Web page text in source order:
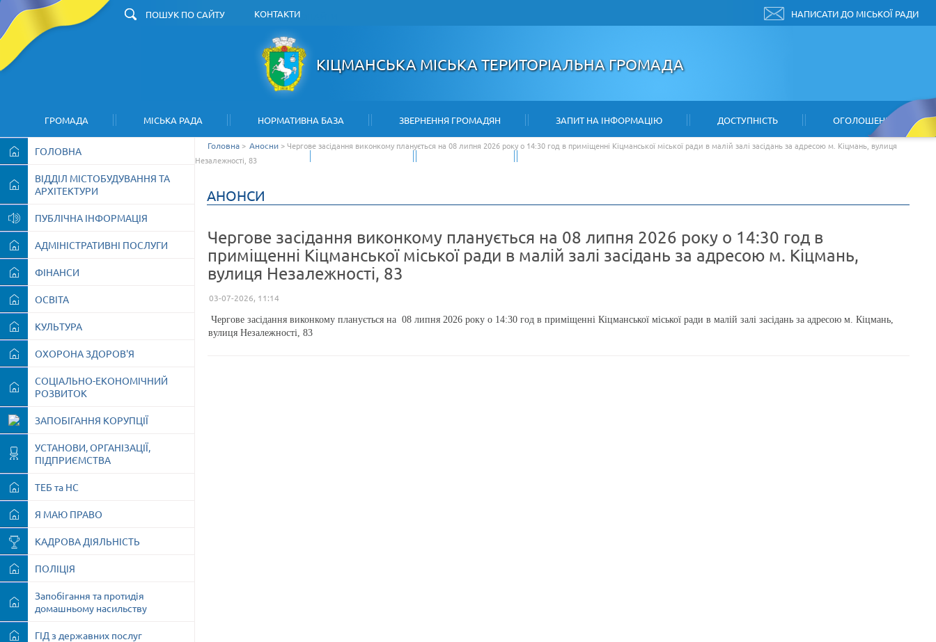
КОНТАКТИ НАПИСАТИ ДО МІСЬКОЇ РАДИ
КІЦМАНСЬКА МІСЬКА ТЕРИТОРІАЛЬНА ГРОМАДА
ГРОМАДА МІСЬКА РАДА НОРМАТИВНА БАЗА ЗВЕРНЕННЯ ГРОМАДЯН ЗАПИТ НА ІНФОРМАЦІЮ ДОСТУПНІСТЬ ОГОЛОШЕННЯ
ГОЛОВНА
ВІДДІЛ МІСТОБУДУВАННЯ ТА
АРХІТЕКТУРИ
ПУБЛІЧНА ІНФОРМАЦІЯ
АДМІНІСТРАТИВНІ ПОСЛУГИ
ФІНАНСИ
ОСВІТА
КУЛЬТУРА
ОХОРОНА ЗДОРОВ'Я
СОЦІАЛЬНО-ЕКОНОМІЧНИЙ
РОЗВИТОК
ЗАПОБІГАННЯ КОРУПЦІЇ
УСТАНОВИ, ОРГАНІЗАЦІЇ,
ПІДПРИЄМСТВА
ТЕБ та НС
Я МАЮ ПРАВО
КАДРОВА ДІЯЛЬНІСТЬ
ПОЛІЦІЯ
Запобігання та протидія
домашньому насильству
ГІД з державних послуг
Головна> Аносни>Чергове засідання виконкому планується на 08 липня 2026 року о 14:30 год в приміщенні Кіцманської міської ради в малій залі засідань за адресою м. Кіцмань, вулиця
Незалежності, 83
АНОНСИ
Чергове засідання виконкому планується на 08 липня 2026 року о 14:30 год в
приміщенні Кіцманської міської ради в малій залі засідань за адресою м. Кіцмань,
вулиця Незалежності, 83
03-07-2026, 11:14
Чергове засідання виконкому планується на 08 липня 2026 року о 14:30 год в приміщенні Кіцманської міської ради в малій залі засідань за адресою м. Кіцмань,
вулиця Незалежності, 83